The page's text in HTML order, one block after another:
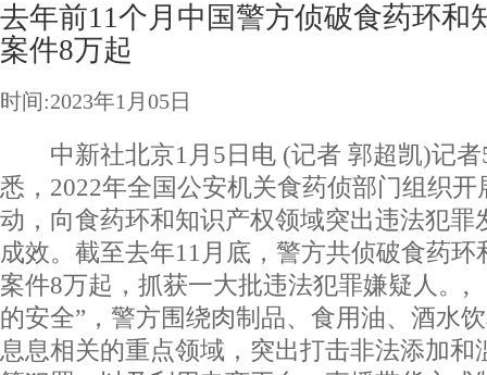
去年前11个月中国警方侦破食药环和
案件8万起
时间:2023年1月05日
中新社北京1月5日电 (记者 郭超凯)记者
悉，2022年全国公安机关食药侦部门组织开
动，向食药环和知识产权领域突出违法犯罪
成效。截至去年11月底，警方共侦破食药
案件8万起，抓获一大批违法犯罪嫌疑人
的安全”，警方围绕肉制品、食用油、酒水
息息相关的重点领域，突出打击非法添加和